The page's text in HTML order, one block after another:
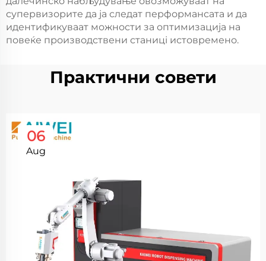
супервизорите да ја следат перформансата и да
идентификуваат можности за оптимизација на
повеќе производствени станиці истовремено.
Практични совети
06
Aug